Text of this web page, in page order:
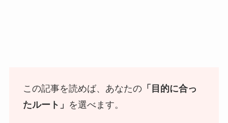
この記事を読めば、あなたの「目的に合っ
たルート」 を選べます。